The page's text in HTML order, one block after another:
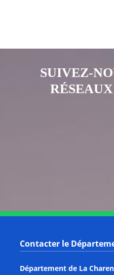
SUIVEZ-
Contacter le
Département de La